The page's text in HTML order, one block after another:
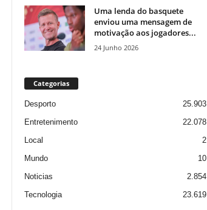
Uma lenda do basquete
enviou uma mensagem de
motivação aos jogadores...
24 Junho 2026
Categorias
Desporto
25.903
Entretenimento
22.078
Local
2
Mundo
10
Noticias
2.854
Tecnologia
23.619